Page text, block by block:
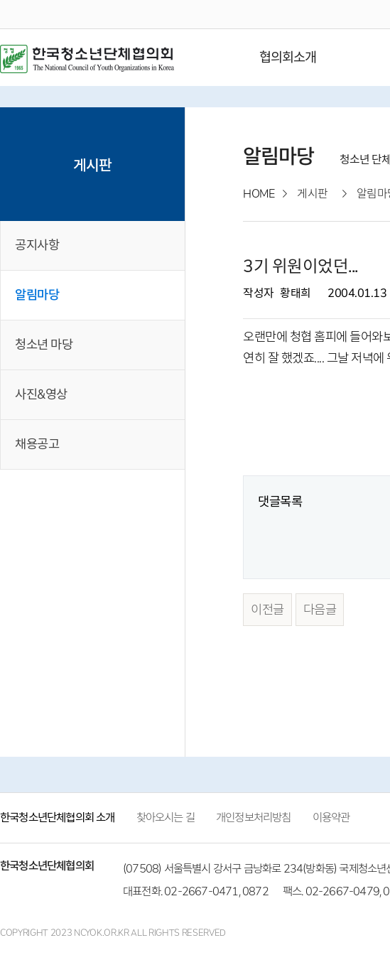
협의회소개
게시판
공지사항
알림마당
청소년 마당
사진&영상
채용공고
알림마당 청소년 단
HOME 게시판 알림마
3기 위원이었던...
작성자 황태희 2004.01.13
오랜만에 청협 홈피에 들어와
연히 잘 했겠죠.... 그날 저녁
댓글목록
이전글 다음글
한국청소년단체협의회 소개 찾아오시는 길 개인정보처리방침 이용약관
한국청소년단체협의회
(07508) 서울특별시 강서구 금낭화로 234(방화동) 국제청소년
대표전화. 02-2667-0471, 0872
팩스. 02-2667-0479,
COPYRIGHT 2023 NCYOK.OR.KR ALL RIGHTS RESERVED